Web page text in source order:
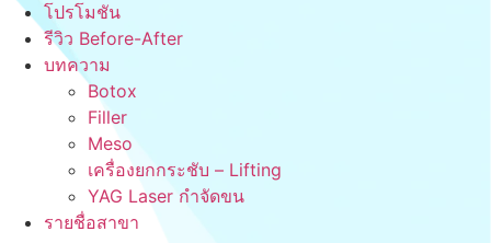
โปรโมชัน
รีวิว Before-After
บทความ
Botox
Filler
Meso
เครื่องยกกระชับ – Lifting
YAG Laser กำจัดขน
รายชื่อสาขา